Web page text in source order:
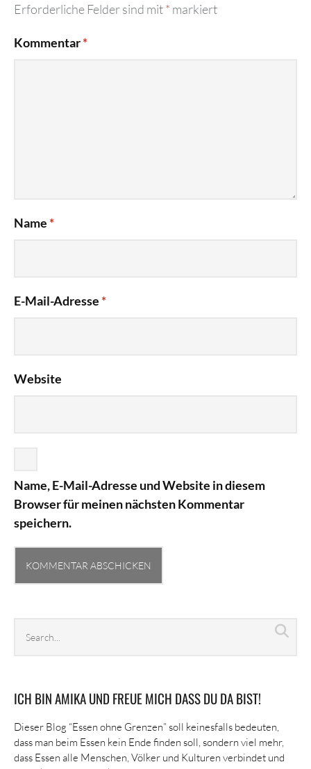
Erforderliche Felder sind mit* markiert
Kommentar*
Name *
E-Mail-Adresse *
Website
Name, E-Mail-Adresse und Website in diesem
Browser für meinen nächsten Kommentar
speichern.
archives
ICH BIN AMIKA UND FREUE MICH DASS DU DA BIST!
Dieser Blog “Essen ohne Grenzen” soll keinesfalls bedeuten,
dass man beim Essen kein Ende finden soll, sondern viel mehr,
dass Essen alle Menschen, Völker und Kulturen verbindet und